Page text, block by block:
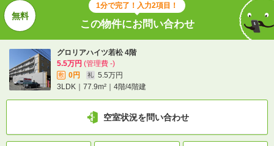
1分で完了！入力2項目！
この物件にお問い合わせ
グロリアハイツ若松 4階
5.5万円 (管理費 -)
敷 0円 礼
5.5万円
3LDK｜77.9m²｜4階/4階建
空室状況を問い合わせ